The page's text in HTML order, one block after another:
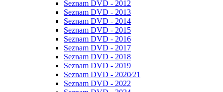
Seznam DVD - 2012
Seznam DVD - 2013
Seznam DVD - 2014
Seznam DVD - 2015
Seznam DVD - 2016
Seznam DVD - 2017
Seznam DVD - 2018
Seznam DVD - 2019
Seznam DVD - 2020⁄21
Seznam DVD - 2022